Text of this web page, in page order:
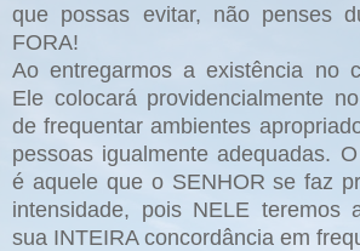
que possas evitar, não penses
FORA!
Ao entregarmos a existência no
Ele colocará providencialmente
de frequentar ambientes
pessoas igualmente adequadas.
é aquele que o SENHOR se faz
intensidade, pois NELE teremos
sua INTEIRA concordância em